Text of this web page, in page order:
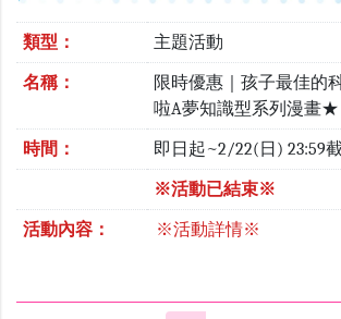
類型： 主題活動
名稱：
限時優惠｜孩子最佳的
啦A夢知識型系列漫畫★
時間： 即日起~2/22(日) 23:59
※活動已結束※
活動內容： ※活動詳情※